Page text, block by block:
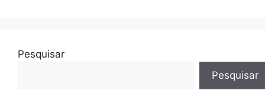
Pesquisar
Pesquisar